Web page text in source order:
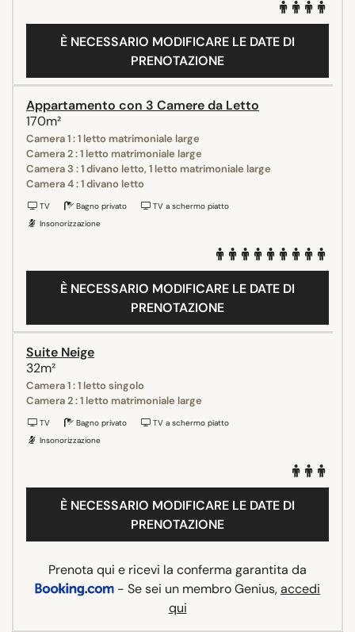
È NECESSARIO MODIFICARE LE DATE DI
PRENOTAZIONE
Appartamento con 3 Camere da Letto
170m²
Camera 1 : 1 letto matrimoniale large
Camera 2 : 1 letto matrimoniale large
Camera 3 : 1 divano letto, 1 letto matrimoniale large
Camera 4 : 1 divano letto
TV Bagno privato
TV a schermo piatto
Insonorizzazione
È NECESSARIO MODIFICARE LE DATE DI
PRENOTAZIONE
Suite Neige
32m²
Camera 1 : 1 letto singolo
Camera 2 : 1 letto matrimoniale large
TV Bagno privato
TV a schermo piatto
Insonorizzazione
È NECESSARIO MODIFICARE LE DATE DI
PRENOTAZIONE
Prenota qui e ricevi la conferma garantita da
- Se sei un membro Genius,accedi
qui